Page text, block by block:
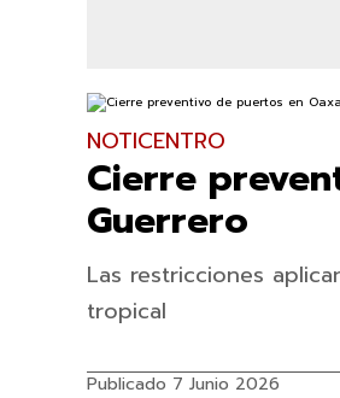
NOTICENTRO
Cierre
Guerrero
Las restricciones
tropical
Publicado 7 Junio 2026